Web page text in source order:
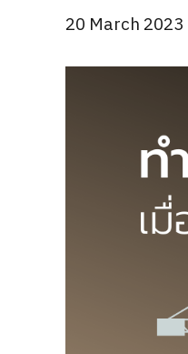
20 March 2023